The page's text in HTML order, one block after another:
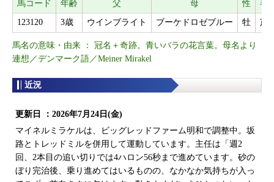
馬コード 年齢 父 母 性 毛
123120 3歳 ウインブライト ブーケドロゼブルー 牡 芦
馬名の意味・由来 ： 冠名＋奇跡。青いバラの花言葉。母名より
連想／デンマーク語／Meiner Mirakel
近況
更新日 ： 2026年7月24日(金)
マイネルミラケルは、ビッグレッドファーム明和で調整中。坂
路とトレッドミルを併用して運動しています。主任は「週2
回、2本目の追い切りでは4ハロン56秒まで進めています。砂の
ぼり完治後、乗り進めてはいるものの、なかなか気持ちが入っ
クラブ規約
出走確定
出走結果
所属馬情報
所属馬一覧
近況
リンク集
リンク集
お問い合わせ
サイトマップ